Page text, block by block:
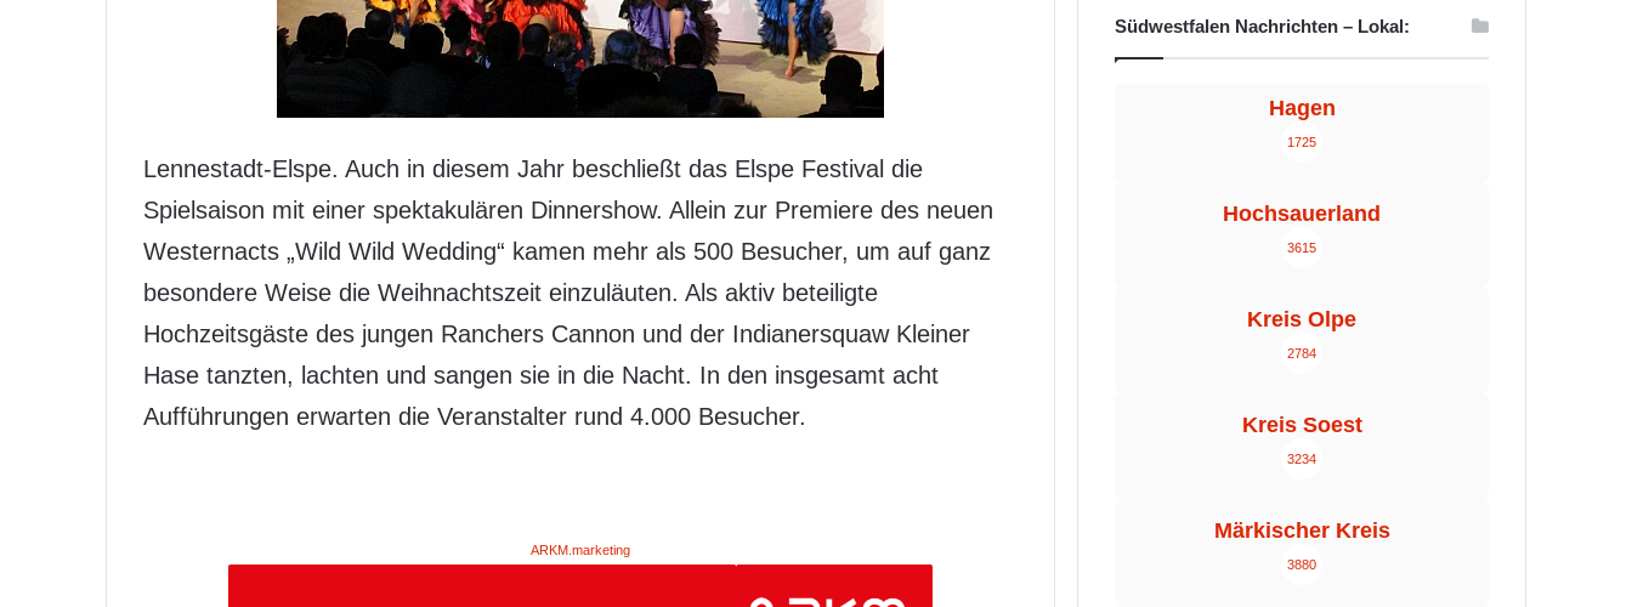
Lennestadt-Elspe. Auch in diesem Jahr beschließt das Elspe Festival die
Spielsaison mit einer spektakulären Dinnershow. Allein zur Premiere des neuen
Westernacts „Wild Wild Wedding“ kamen mehr als 500 Besucher, um auf ganz
besondere Weise die Weihnachtszeit einzuläuten. Als aktiv beteiligte
Hochzeitsgäste des jungen Ranchers Cannon und der Indianersquaw Kleiner
Hase tanzten, lachten und sangen sie in die Nacht. In den insgesamt acht
Aufführungen erwarten die Veranstalter rund 4.000 Besucher.
ARKM.marketing
Südwestfalen Nachrichten – Lokal:
Hagen
1725
Hochsauerland
3615
Kreis Olpe
2784
Kreis Soest
3234
Märkischer Kreis
3880